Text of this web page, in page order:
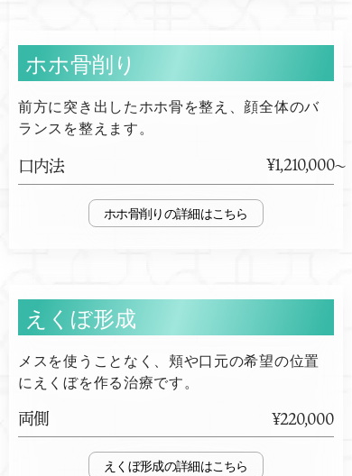
ホホ骨削り
前方に突き出したホホ骨を整え、顔全体のバ
ランスを整えます。
口内法 ¥1,210,000
ホホ骨削り
えくぼ形成
メスを使うことなく、頬や口元の希望の位置
にえくぼを作る治療です。
両側 ¥220,000
えくぼ形成